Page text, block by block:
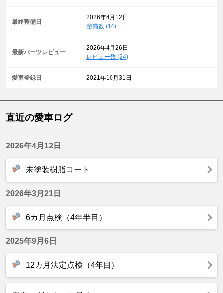
最終整備日
2026年4月12日
整備数 (14)
最新パーツレビュー
2026年4月26日
レビュー数 (24)
愛車登録日 2021年10月31日
直近の愛車ログ
2026年4月12日
未塗装樹脂コート
2026年3月21日
6カ月点検（4年半目）
2025年9月6日
12カ月法定点検（4年目）